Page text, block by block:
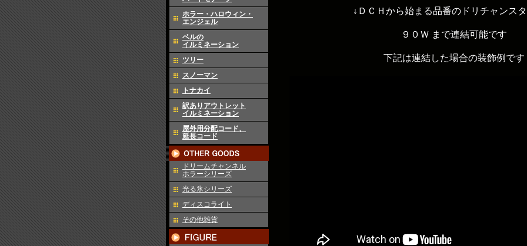
ホラー・ハロウィン・
エンジェル
ベルの
イルミネーション
ツリー
スノーマン
トナカイ
訳ありアウトレット
イルミネーション
屋外用分配コード、
延長コード
ドリームチャンネル
ホラーシリーズ
光る氷シリーズ
ディスコライト
その他雑貨
↓ＤＣＨから始まる品番のドリチャンス
９０Ｗ まで連結可能です
下記は連結した場合の装飾例です